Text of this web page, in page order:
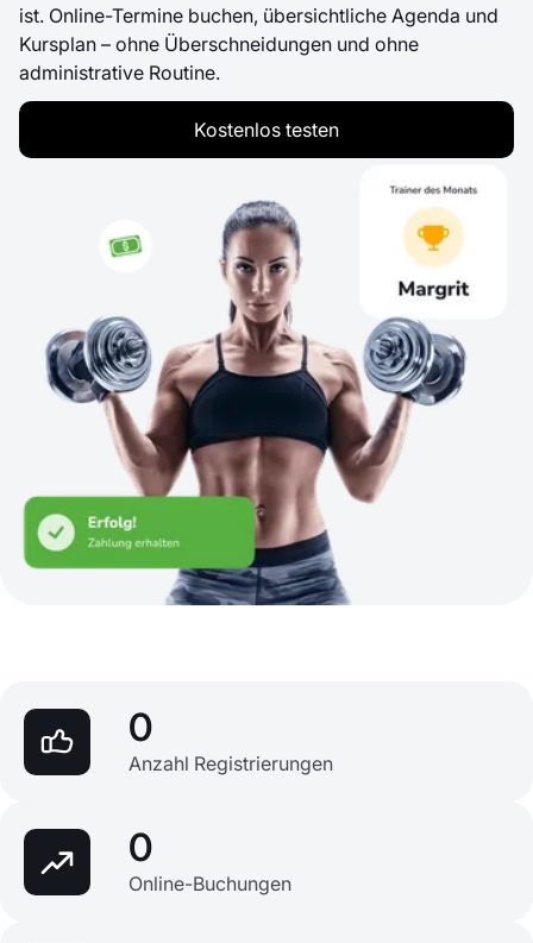
ist. Online-Termine buchen, übersichtliche Agenda und
Kursplan – ohne Überschneidungen und ohne
administrative Routine.
Kostenlos testen
0
Anzahl Registrierungen
0
Online-Buchungen